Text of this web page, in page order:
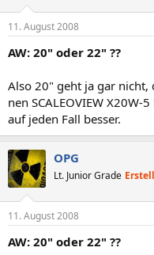
11. August 2008
AW: 20" oder 22" ??
Also 20" geht ja gar nicht,
nen SCALEOVIEW
auf jeden Fall besser.
OPG
Lt. Junior Grade
11. August 2008
AW: 20" oder 22" ??